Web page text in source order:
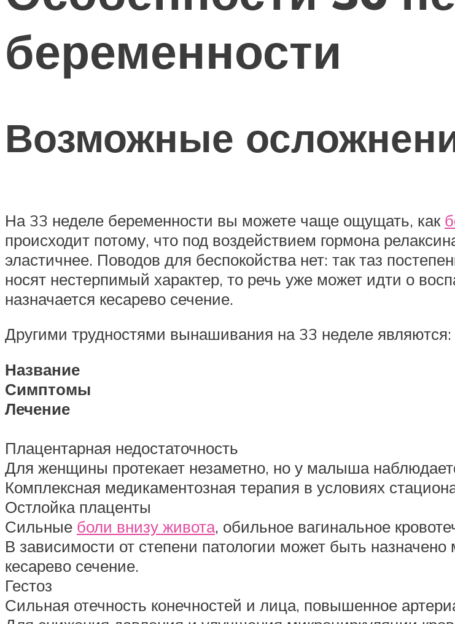
беременности
Возможные
На 33 неделе беременности вы можете чаще ощущать, как
происходит потому, что под воздействием гормона
эластичнее. Поводов для беспокойства нет: так таз
носят нестерпимый характер, то речь уже может идти о
назначается кесарево сечение.
Другими трудностями вынашивания на 33 неделе являются:
Название
Симптомы
Лечение
Плацентарная недостаточность
Для женщины протекает незаметно, но у малыша
Комплексная медикаментозная терапия в условиях
Остлойка плаценты
Сильные боли внизу живота, обильное вагинальное
В зависимости от степени патологии может быть
кесарево сечение.
Гестоз
Сильная отечность конечностей и лица, повышенное